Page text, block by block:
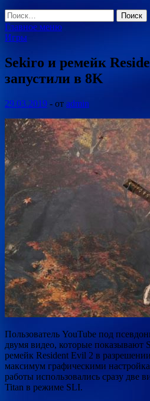
Найти:
Главное меню
Игры
Sekiro и ремейк
запустили в 8K
29.03.2019 - от admin
Пользователь YouTube под
двумя видео, которые показывают
ремейк Resident Evil 2 в
максимум графическими
работы использовались сразу две
Titan в режиме SLI.